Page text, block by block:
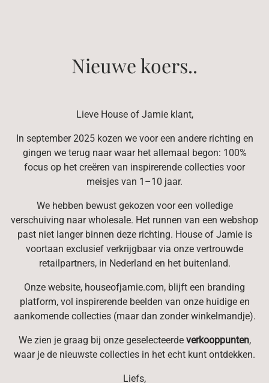
Nieuwe koers..
Lieve House of Jamie klant,
In september 2025 kozen we voor een andere richting en
gingen we terug naar waar het allemaal begon: 100%
focus op het creëren van inspirerende collecties voor
meisjes van 1–10 jaar.
We hebben bewust gekozen voor een volledige
verschuiving naar wholesale. Het runnen van een webshop
past niet langer binnen deze richting. House of Jamie is
voortaan exclusief verkrijgbaar via onze vertrouwde
retailpartners, in Nederland en het buitenland.
Onze website, houseofjamie.com, blijft een branding
platform, vol inspirerende beelden van onze huidige en
aankomende collecties (maar dan zonder winkelmandje).
We zien je graag bij onze geselecteerde verkooppunten,
waar je de nieuwste collecties in het echt kunt ontdekken.
Liefs,